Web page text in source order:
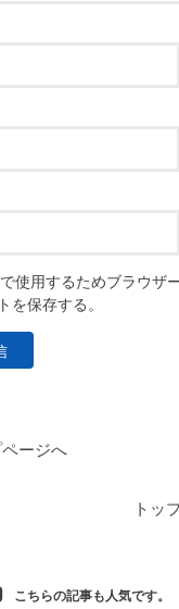
使用するためブラウザ
を保存する。
ページへ
トッ
こちらの記事も人気です。